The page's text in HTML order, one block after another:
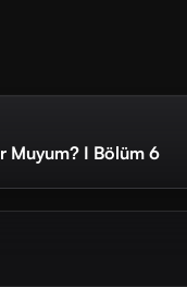
Muyum? I Bölüm 6